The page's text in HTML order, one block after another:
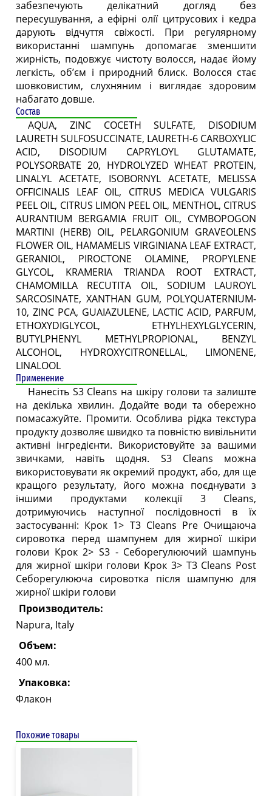
забезпечують делікатний догляд без
пересушування, а ефірні олії цитрусових і кедра
дарують відчуття свіжості. При регулярному
використанні шампунь допомагає зменшити
жирність, подовжує чистоту волосся, надає йому
легкість, об’єм і природний блиск. Волосся стає
шовковистим, слухняним і виглядає здоровим
набагато довше.
Состав
AQUA, ZINC COCETH SULFATE, DISODIUM
LAURETH SULFOSUCCINATE, LAURETH-6 CARBOXYLIC
ACID, DISODIUM CAPRYLOYL GLUTAMATE,
POLYSORBATE 20, HYDROLYZED WHEAT PROTEIN,
LINALYL ACETATE, ISOBORNYL ACETATE, MELISSA
OFFICINALIS LEAF OIL, CITRUS MEDICA VULGARIS
PEEL OIL, CITRUS LIMON PEEL OIL, MENTHOL, CITRUS
AURANTIUM BERGAMIA FRUIT OIL, CYMBOPOGON
MARTINI (HERB) OIL, PELARGONIUM GRAVEOLENS
FLOWER OIL, HAMAMELIS VIRGINIANA LEAF EXTRACT,
GERANIOL, PIROCTONE OLAMINE, PROPYLENE
GLYCOL, KRAMERIA TRIANDA ROOT EXTRACT,
CHAMOMILLA RECUTITA OIL, SODIUM LAUROYL
SARCOSINATE, XANTHAN GUM, POLYQUATERNIUM-
10, ZINC PCA, GUAIAZULENE, LACTIC ACID, PARFUM,
ETHOXYDIGLYCOL, ETHYLHEXYLGLYCERIN,
BUTYLPHENYL METHYLPROPIONAL, BENZYL
ALCOHOL, HYDROXYCITRONELLAL, LIMONENE,
LINALOOL
Применение
Нанесіть S3 Cleans на шкіру голови та залиште
на декілька хвилин. Додайте води та обережно
помасажуйте. Промити. Особлива рідка текстура
продукту дозволяє швидко та повністю вивільнити
активні інгредієнти. Використовуйте за вашими
звичками, навіть щодня. S3 Cleans можна
використовувати як окремий продукт, або, для ще
кращого результату, його можна поєднувати з
іншими продуктами колекції 3 Cleans,
дотримуючись наступної послідовності в їх
застосуванні: Крок 1> T3 Сleans Pre Очищаюча
сировотка перед шампунем для жирної шкіри
голови Крок 2> S3 - Себорегулюючий шампунь
для жирної шкіри голови Крок 3> T3 Сleans Post
Себорегулююча сировотка після шампуню для
жирної шкіри голови
Производитель:
Napura, Italy
Объем:
400 мл.
Упаковка:
Флакон
Похожие товары